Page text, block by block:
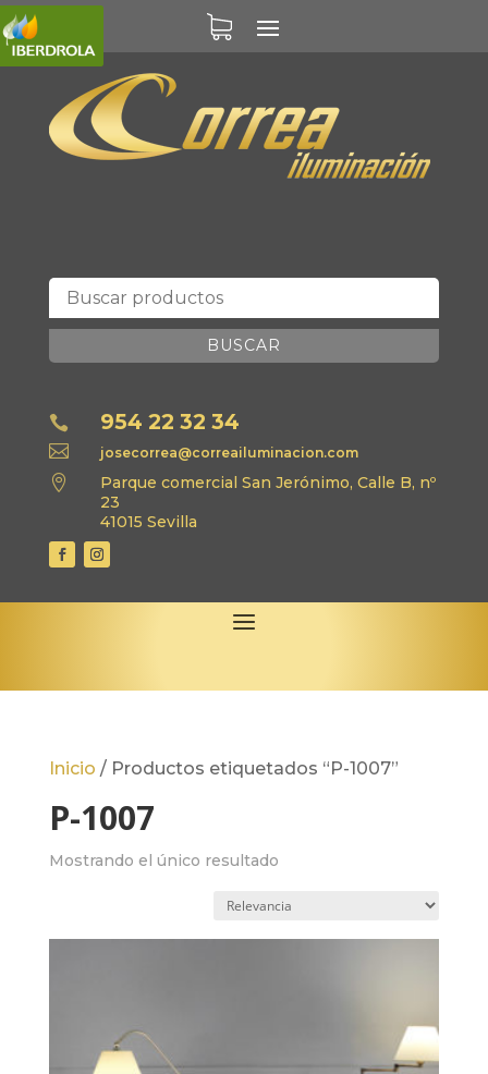
BUSCAR
 954 22 32 34
 josecorrea@correailuminacion.com

Parque comercial San Jerónimo, Calle B, nº
23
41015 Sevilla
Inicio / Productos etiquetados “P-1007”
P-1007
Mostrando el único resultado